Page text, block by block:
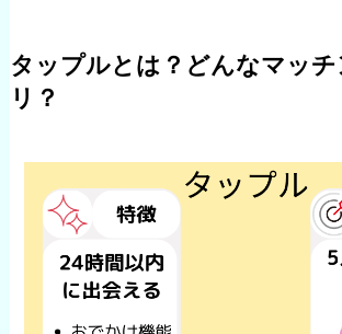
タップルとは？どんなマッ
リ？